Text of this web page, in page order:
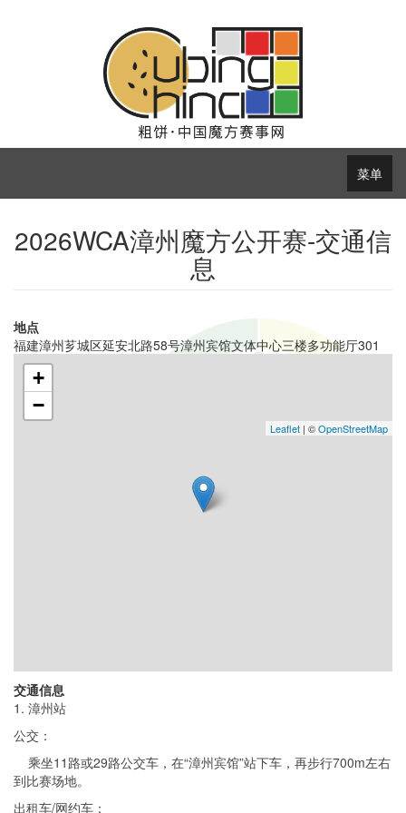
菜单
2026WCA漳州魔方公开赛-交通信
息
地点
福建漳州芗城区延安北路58号漳州宾馆文体中心三楼多功能厅301
+
−
Leaflet | ©OpenStreetMap
交通信息
1. 漳州站
公交：
乘坐11路或29路公交车，在“漳州宾馆”站下车，再步行700m左右
到比赛场地。
出租车/网约车：